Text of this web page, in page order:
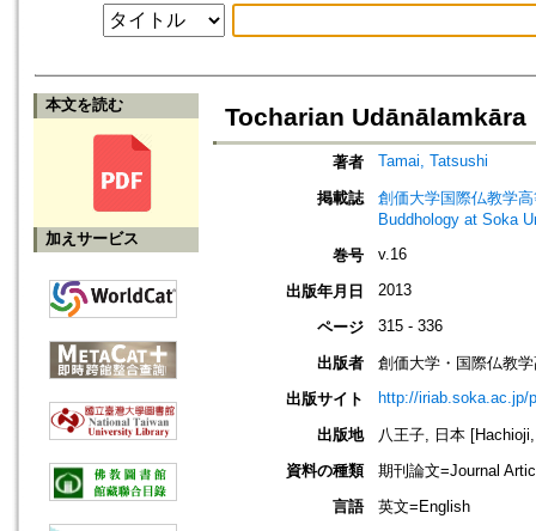
本文を読む
加えサービス
Tocharian Udānālamkāra
著者 Tamai, Tatsushi
掲載誌
創価大学国際仏教学
Buddhology at Soka
巻号
v.16
出版年月日 2013
ページ 315 - 336
出版者
創価大学・国際仏教
出版サイト
http://iriab.soka.ac.jp/
出版地
八王子, 日本
資料の種類
期刊論文=Journal
言語
英文=English